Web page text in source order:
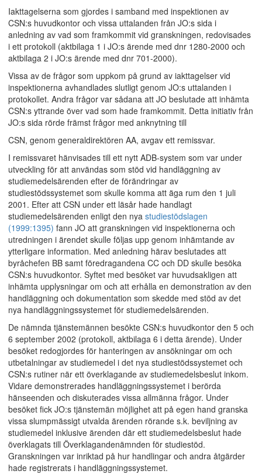
Iakttagelserna som gjordes i samband med inspektionen av
CSN:s huvudkontor och vissa uttalanden från JO:s sida i
anledning av vad som framkommit vid granskningen, redovisades
i ett protokoll (aktbilaga 1 i JO:s ärende med dnr 1280-2000 och
aktbilaga 2 i JO:s ärende med dnr 701-2000).
Vissa av de frågor som uppkom på grund av iakttagelser vid
inspektionerna avhandlades slutligt genom JO:s uttalanden i
protokollet. Andra frågor var sådana att JO beslutade att inhämta
CSN:s yttrande över vad som hade framkommit. Detta initiativ från
JO:s sida rörde främst frågor med anknytning till
CSN, genom generaldirektören AA, avgav ett remissvar.
I remissvaret hänvisades till ett nytt ADB-system som var under
utveckling för att användas som stöd vid handläggning av
studiemedelsärenden efter de förändringar av
studiestödssystemet som skulle komma att äga rum den 1 juli
2001. Efter att CSN under ett läsår hade handlagt
studiemedelsärenden enligt den nya studiestödslagen
(1999:1395) fann JO att granskningen vid inspektionerna och
utredningen i ärendet skulle följas upp genom inhämtande av
ytterligare information. Med anledning härav beslutades att
byråchefen BB samt föredragandena CC och DD skulle besöka
CSN:s huvudkontor. Syftet med besöket var huvudsakligen att
inhämta upplysningar om och att erhålla en demonstration av den
handläggning och dokumentation som skedde med stöd av det
nya handläggningssystemet för studiemedelsärenden.
De nämnda tjänstemännen besökte CSN:s huvudkontor den 5 och
6 september 2002 (protokoll, aktbilaga 6 i detta ärende). Under
besöket redogjordes för hanteringen av ansökningar om och
utbetalningar av studiemedel i det nya studiestödssystemet och
CSN:s rutiner när ett överklagande av studiemedelsbeslut inkom.
Vidare demonstrerades handläggningssystemet i berörda
hänseenden och diskuterades vissa allmänna frågor. Under
besöket fick JO:s tjänstemän möjlighet att på egen hand granska
vissa slumpmässigt utvalda ärenden rörande s.k. beviljning av
studiemedel inklusive ärenden där ett studiemedelsbeslut hade
överklagats till Överklagandenämnden för studiestöd.
Granskningen var inriktad på hur handlingar och andra åtgärder
hade registrerats i handläggningssystemet.